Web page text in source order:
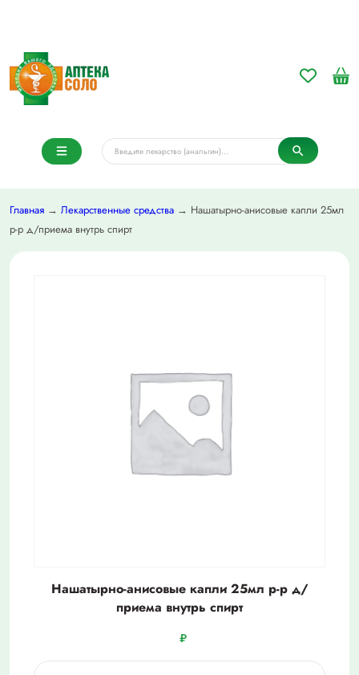
Главная → Лекарственные средства → Нашатырно-анисовые капли 25мл
р-р д/приема внутрь спирт
Нашатырно-анисовые капли 25мл р-р д/
приема внутрь спирт
₽